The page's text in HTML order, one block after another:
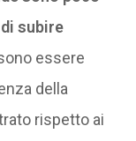
subire
essere
della
rispetto ai